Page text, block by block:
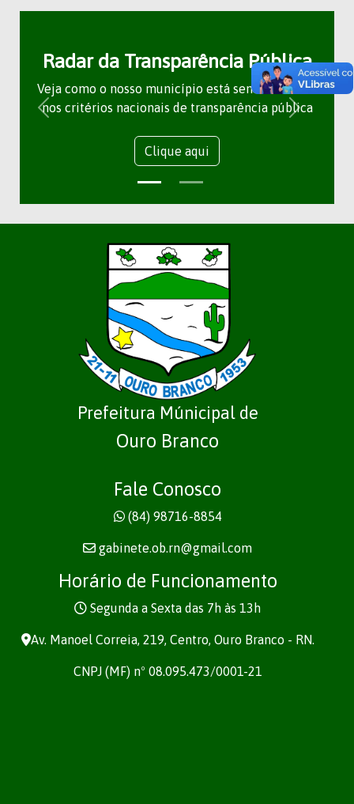
Radar da Transparência Pública
Veja como o nosso município está sendo avaliado
nos critérios nacionais de transparência pública
Clique aqui
Prefeitura Múnicipal de
Ouro Branco
Fale Conosco
(84) 98716-8854
gabinete.ob.rn@gmail.com
Horário de Funcionamento
Segunda a Sexta das 7h às 13h
Av. Manoel Correia, 219, Centro, Ouro Branco - RN.
CNPJ (MF) nº 08.095.473/0001-21